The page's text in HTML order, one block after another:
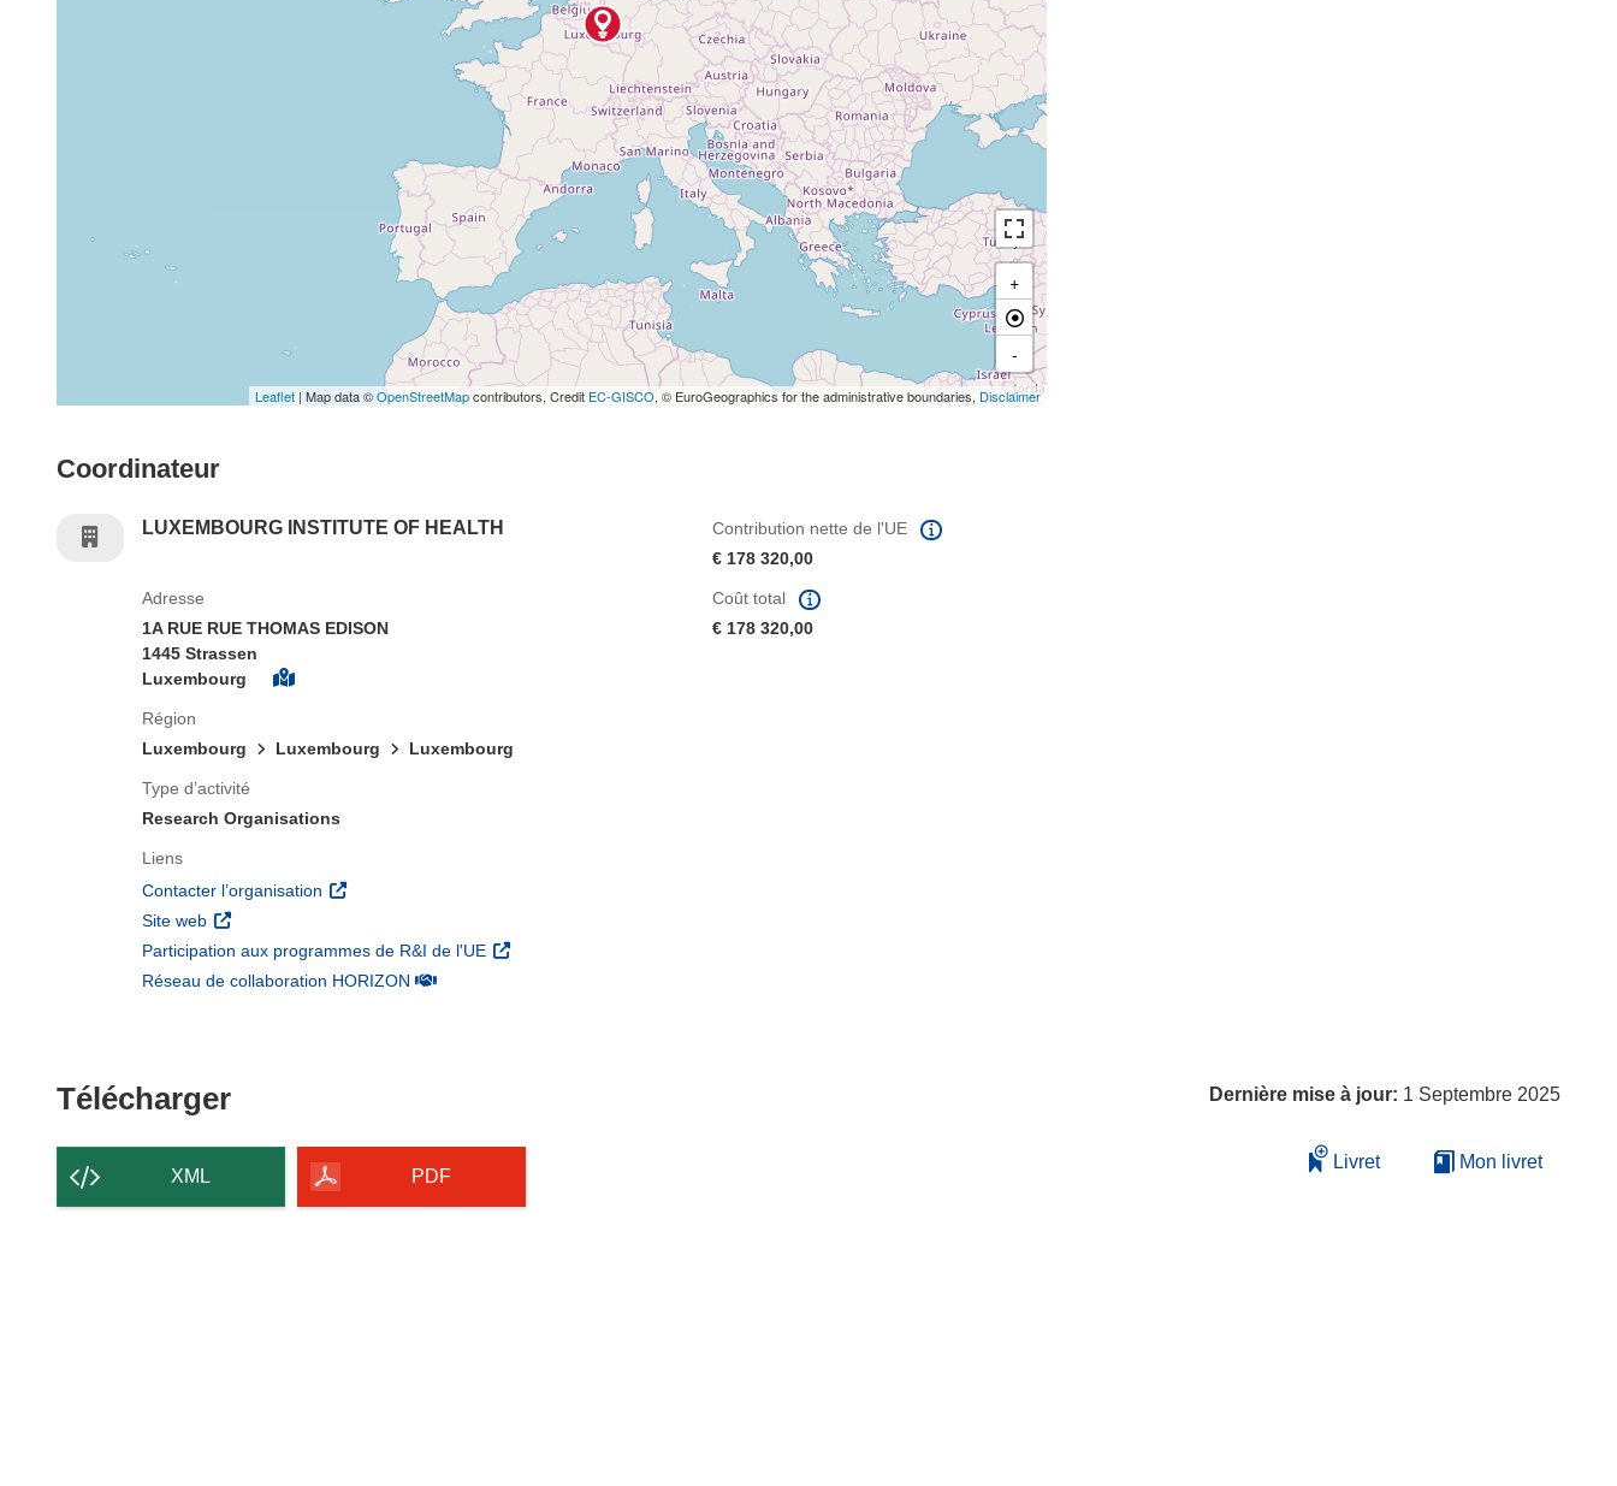
+
-
Leaflet | Map data ©OpenStreetMapcontributors, Credit EC-GISCO, © EuroGeographics for the administrative boundaries, Disclaimer
Coordinateur
LUXEMBOURG INSTITUTE OF HEALTH
Contribution nette de l'UE
€ 178 320,00
Adresse
1A RUE RUE THOMAS EDISON
1445 Strassen
Luxembourg
Région
Luxembourg
Luxembourg Luxembourg
Type d’activité
Research Organisations
Liens
Contacter l’organisation (s’ouvre dans une nouvelle fenêtre)
Site web (s’ouvre dans une nouvelle fenêtre)
Participation aux programmes de R&I de l'UE (s’ouvre dans une nouvelle fenêtre)
Réseau de collaboration HORIZON(s’ouvre dans une nouvelle fenêtre)
Coût total
€ 178 320,00
TéléchargerTélécharger le contenu de la page
XML PDF
Dernière mise à jour: 1 Septembre 2025
Livret Mon livret